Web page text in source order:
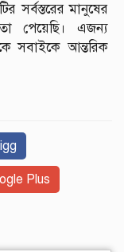
সর্বস্তরের মানুষের
পেয়েছি। এজন্য
সবাইকে আন্তরিক
Plus